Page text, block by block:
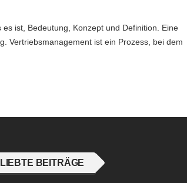
es ist, Bedeutung, Konzept und Definition. Eine
Vertriebsmanagement ist ein Prozess, bei dem
BEITRÄGE